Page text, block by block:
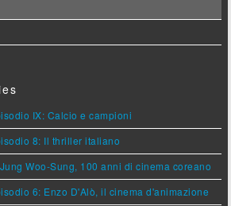
IX: Calcio e campioni
8: Il thriller italiano
Woo-Sung, 100 anni di cinema coreano
6: Enzo D'Alò, il cinema d'animazione